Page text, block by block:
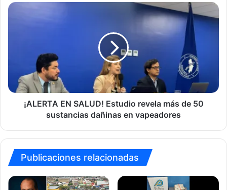
¡ALERTA
sustancias
dañinas¡ALERTA EN SALUD! Estudio revela más de 50
sustancias dañinas en vapeadores
Publicaciones relacionadas